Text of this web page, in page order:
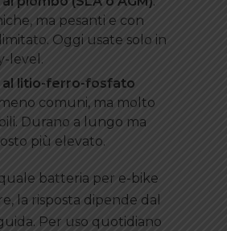
ma pesanti e con
Oggi usate solo in
level.
al litio-ferro-fosfato
comuni, ma molto
Durano a lungo ma
più elevato.
batteria per e-bike
la risposta dipende dal
Per uso quotidiano